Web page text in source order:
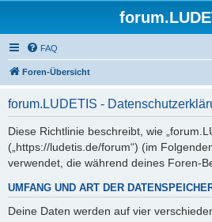
FAQ
Foren-Übersicht
forum.LUDETIS -
Diese Richtlinie beschreibt, wie
(„https://ludetis.de/forum“) (im
verwendet, die während deines Foren-
UMFANG UND ART DER
Deine Daten werden auf vier